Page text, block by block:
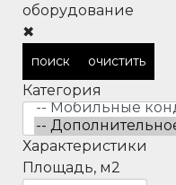
оборудование
✖
поиск очистить
Категория
Характеристики
Площадь, м2